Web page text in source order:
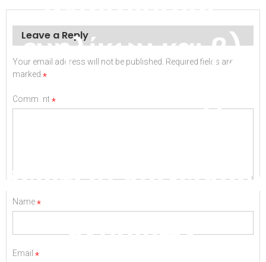
ενηλίκων και β)
παίδων και γ)
δεικτών διοξειδίου
ενηλίκων
Leave a Reply
Your email address will not be published. Required fields are
marked *
Comment *
Name*
Email *